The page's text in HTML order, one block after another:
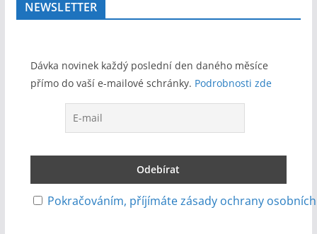
NEWSLETTER
Dávka novinek každý poslední den daného měsíce
přímo do vaší e-mailové schránky. Podrobnosti zde
Pokračováním, příjímáte zásady ochrany